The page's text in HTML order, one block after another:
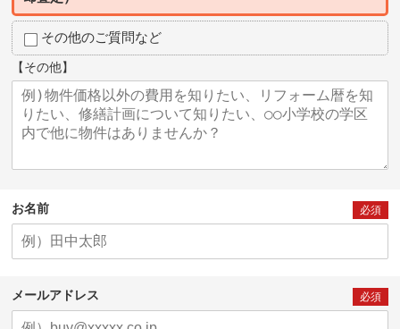
その他のご質問など
【その他】
お名前 必須
メールアドレス 必須